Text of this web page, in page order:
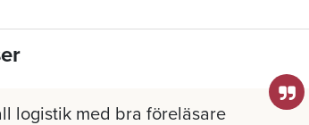
logistik med bra föreläsare